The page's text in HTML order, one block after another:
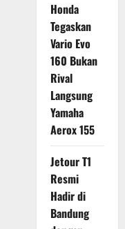
Honda
Tegaskan
Vario Evo
160 Bukan
Rival
Langsung
Yamaha
Aerox 155
Jetour T1
Resmi
Hadir di
Bandung